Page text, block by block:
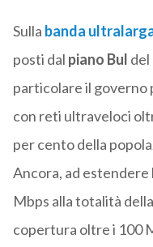
Sulla banda
posti dal piano Bul
particolare il governo
con reti ultraveloci
per cento della
Ancora, ad estendere
Mbps alla totalità
copertura oltre i 100